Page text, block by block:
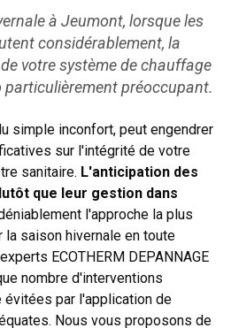
à Jeumont, lorsque les
considérablement, la
votre système de chauffage
préoccupant.
simple inconfort, peut engendrer
sur l'intégrité de votre
sanitaire. L'anticipation des
que leur gestion dans
l'approche la plus
saison hivernale en toute
ECOTHERM DEPANNAGE
nombre d'interventions
évitées par l'application de
Nous vous proposons de